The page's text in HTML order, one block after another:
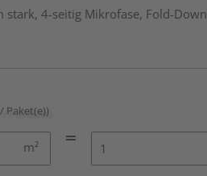
stark, 4-seitig Mikrofase, Fold-Down
Paket(e))
m²